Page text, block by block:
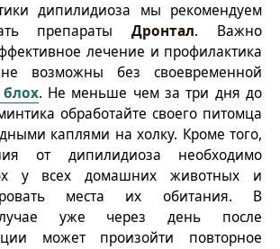
дипилидиоза мы рекомендуем
препаратыДронтал. Важно
лечение и профилактика
возможны без своевременной
. Не меньше чем за три дня до
обработайте своего питомца
каплями на холку. Кроме того,
от дипилидиоза необходимо
у всех домашних животных и
места их обитания. В
уже через день после
может произойти повторное